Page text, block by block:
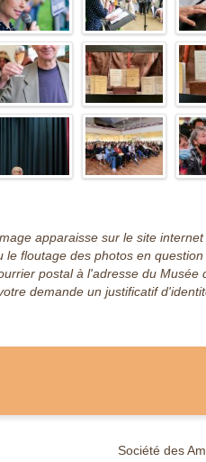
apparaisse sur le site
floutage des photos en
postal à l'adresse du
demande un justificatif
Société des